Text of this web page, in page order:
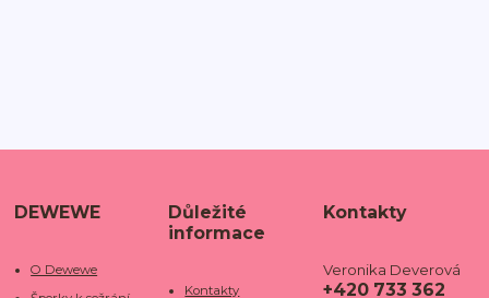
DEWEWE
O Dewewe
Důležité
informace
Kontakty
Kontakty
Veronika Deverová
+420 733 362